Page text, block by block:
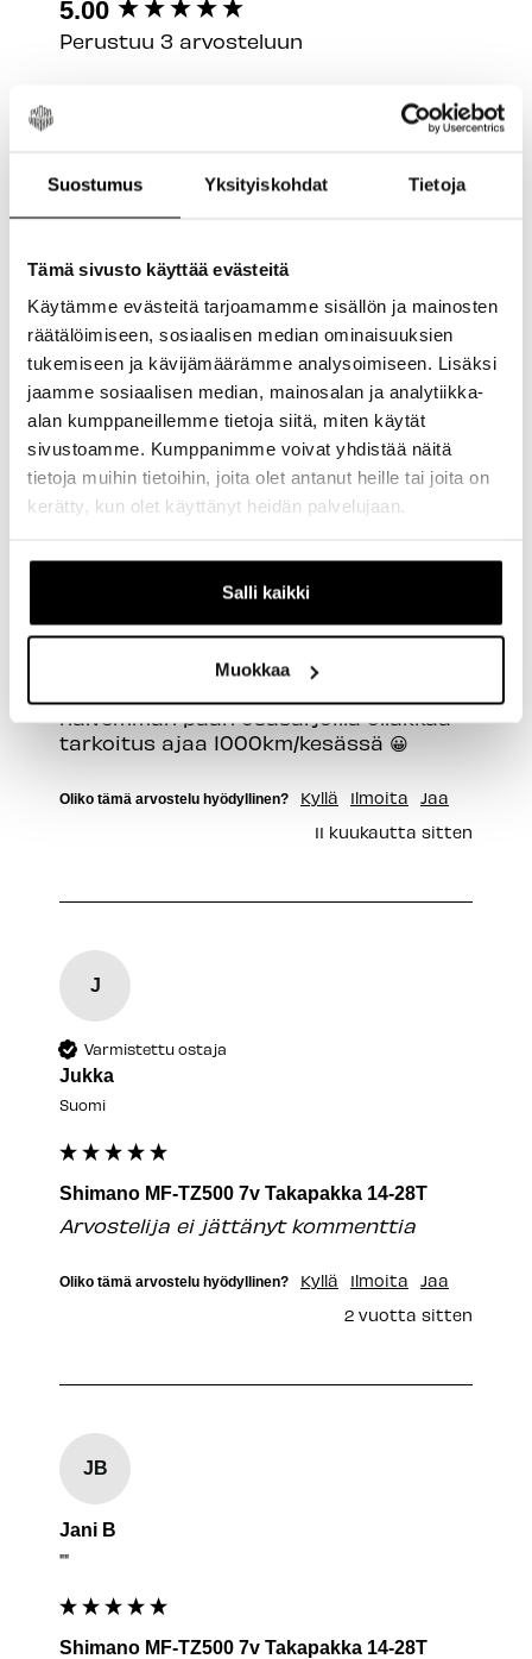
Suostumus Yksityiskohdat Tietoja
Tämä sivusto käyttää evästeitä
Käytämme evästeitä tarjoamamme sisällön ja mainosten
räätälöimiseen, sosiaalisen median ominaisuuksien
tukemiseen ja kävijämäärämme analysoimiseen. Lisäksi
jaamme sosiaalisen median, mainosalan ja analytiikka-
alan kumppaneillemme tietoja siitä, miten käytät
sivustoamme. Kumppanimme voivat yhdistää näitä
tietoja muihin tietoihin, joita olet antanut heille tai joita on
kerätty, kun olet käyttänyt heidän palvelujaan.
Salli kaikki
Muokkaa
5.00
Perustuu 3 arvosteluun
Järjestä Etsi:
Tuotearvostelut
J
Jarno
Helsinki, FI
Aikasempi vapaaratas kesti ketjun
vaihdosta huolimatta vain 1000 km
tarkoitus ajaa 1000km/kesässä 😀
Oliko tämä arvostelu hyödyllinen? Kyllä Ilmoita
Jaa
11 kuukautta sitten
J
Varmistettu ostaja
Jukka
Suomi
Shimano MF-TZ500 7v Takapakka 14-28T
Arvostelija ei jättänyt kommenttia
Oliko tämä arvostelu hyödyllinen? Kyllä Ilmoita
Jaa
2 vuotta sitten
JB
Jani B
""
Shimano MF-TZ500 7v Takapakka 14-28T
New content loaded